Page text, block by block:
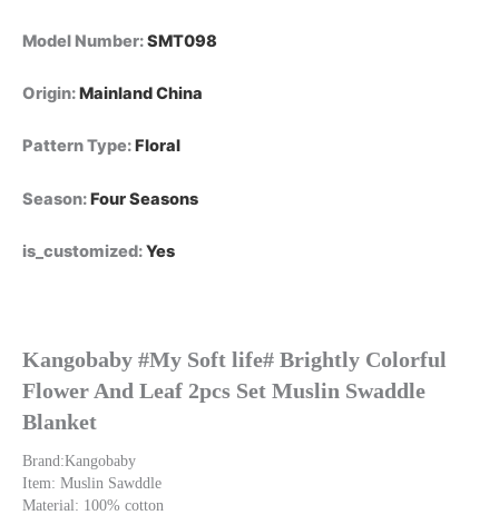
Model Number:SMT098
Origin:Mainland China
Pattern Type: Floral
Season:Four Seasons
is_customized:Yes
Kangobaby #My Soft life# Brightly Colorful
Flower And Leaf 2pcs Set Muslin Swaddle
Blanket
Brand:Kangobaby
Item: Muslin Sawddle
Material: 100% cotton